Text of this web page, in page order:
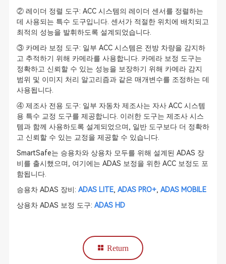
② 레이더 정렬 도구: ACC 시스템의 레이더 센서를 정렬하는
데 사용되는 특수 도구입니다. 센서가 적절한 위치에 배치되고
최적의 성능을 발휘하도록 설계되었습니다.
③ 카메라 보정 도구: 일부 ACC 시스템은 전방 차량을 감지하
고 추적하기 위해 카메라를 사용합니다. 카메라 보정 도구는
정확하고 신뢰할 수 있는 성능을 보장하기 위해 카메라 감지
범위 및 이미지 처리 알고리즘과 같은 매개변수를 조정하는 데
사용됩니다.
④ 제조사 전용 도구: 일부 자동차 제조사는 자사 ACC 시스템
용 특수 교정 도구를 제공합니다. 이러한 도구는 제조사 시스
템과 함께 사용하도록 설계되었으며, 일반 도구보다 더 정확하
고 신뢰할 수 있는 교정을 제공할 수 있습니다.
SmartSafe는 승용차와 상용차 모두를 위해 설계된 ADAS 장
비를 출시했으며, 여기에는 ADAS 보정을 위한 ACC 보정도 포
함됩니다.
승용차 ADAS 장비: ADAS LITE, ADAS PRO+, ADAS MOBILE
상용차 ADAS 보정 도구: ADAS HD
Return